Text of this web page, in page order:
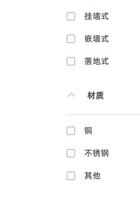
挂墙式
嵌墙式
落地式
材质
铜
不锈钢
其他